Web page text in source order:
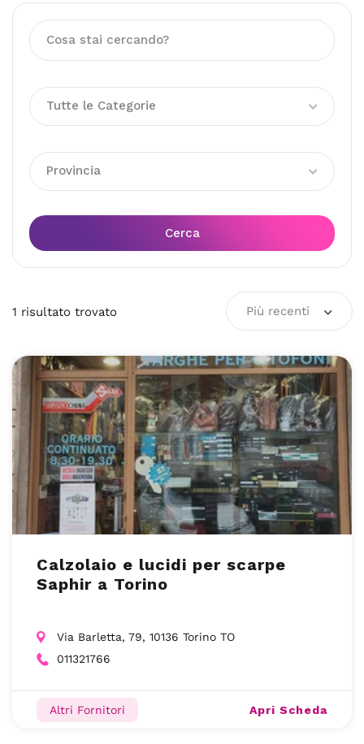
Tutte le Categorie
Provincia
Cerca
1 risultato trovato Più recenti
Calzolaio e lucidi per scarpe
Saphir a Torino
Via Barletta, 79, 10136 Torino TO
011321766
Altri Fornitori Apri Scheda